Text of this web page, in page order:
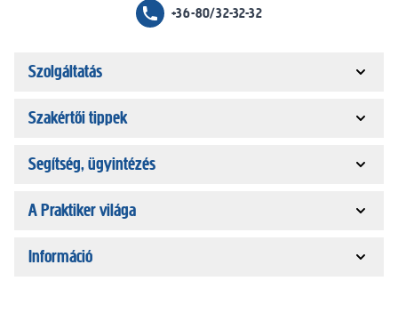
+36-80/32-32-32
Szolgáltatás
Szakértői tippek
Segítség, ügyintézés
A Praktiker világa
Információ